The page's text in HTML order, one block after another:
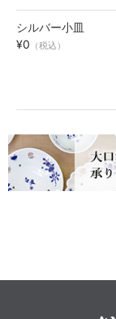
シルバー小皿
¥0 （税込）